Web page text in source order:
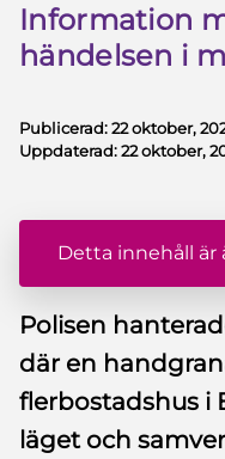
Information
händelsen i
Publicerad:22 oktober,
Uppdaterad:22 oktober,
Detta innehåll är
Polisen
där en
flerbostadshus i
läget och